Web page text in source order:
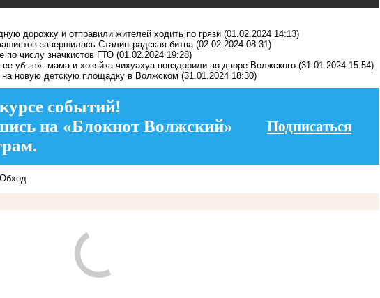
дорожку и отправили жителей ходить по грязи (01.02.2024 14:13)
завершилась Сталинградская битва (02.02.2024 08:31)
по числу значкистов ГТО (01.02.2024 19:28)
убью»: мама и хозяйка чихуахуа повздорили во дворе Волжского (31.01.2024 15:54)
новую детскую площадку в Волжском (31.01.2024 18:30)
событий!
на «Блокнот Волжский»
Подписаться
Обход